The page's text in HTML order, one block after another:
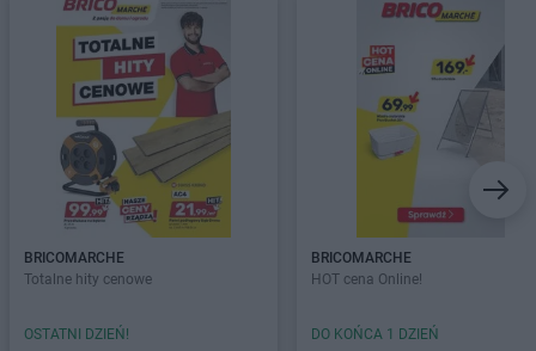
BRICOMARCHE
Totalne hity cenowe
OSTATNI DZIEŃ!
BRICOMARCHE
HOT cena Online!
DO KOŃCA 1 DZIEŃ